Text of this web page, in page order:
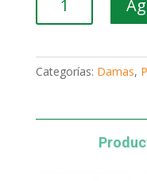
cantidad
Categorías: Damas,